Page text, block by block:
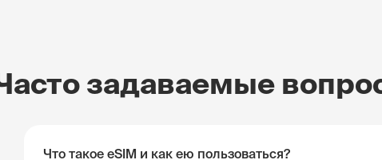
задаваемые
Что такое eSIM и как ею пользоваться?